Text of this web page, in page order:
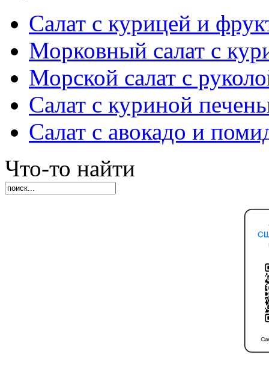
Салат с курицей и
Морковный салат с
Морской салат с
Салат с куриной
Салат с авокадо и
Что-то найти